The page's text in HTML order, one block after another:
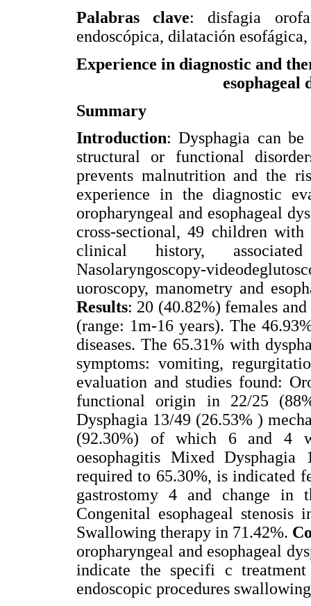
Palabras clave: disfagia
endoscópica, dilatación
Experience in diagnostic and
esophageal
Summary
Introduction: Dysphagia can
structural or functional
prevents malnutrition and the
experience in the diagnostic
oropharyngeal and esophageal
cross-sectional, 49 children
clinical history, associated
Nasolaryngoscopy-
uoroscopy, manometry and
Results: 20 (40.82%) females
(range: 1m-16 years). The
diseases. The 65.31% with
symptoms: vomiting,
evaluation and studies found:
functional origin in 22/25
Dysphagia 13/49 (26.53% )
(92.30%) of which 6 and 4
oesophagitis Mixed Dysphagia
required to 65.30%, is indicated
gastrostomy 4 and change in
Congenital esophageal stenosis
Swallowing therapy in 71.42%.
oropharyngeal and esophageal
indicate the specifi c
endoscopic procedures